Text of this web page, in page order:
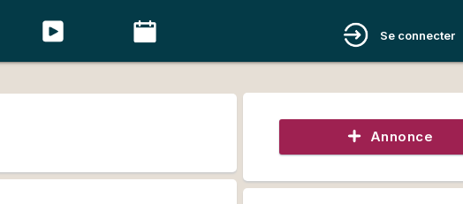
Se connecter
Annonce